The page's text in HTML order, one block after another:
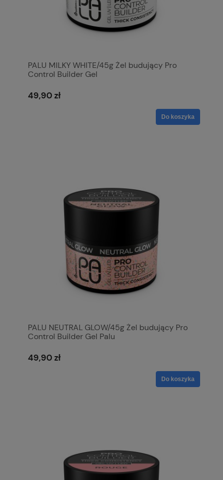
PALU MILKY WHITE/45g Żel budujący Pro
Control Builder Gel
49,90 zł
Do koszyka
PALU NEUTRAL GLOW/45g Żel budujący Pro
Control Builder Gel Palu
49,90 zł
Do koszyka